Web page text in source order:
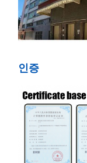
인증